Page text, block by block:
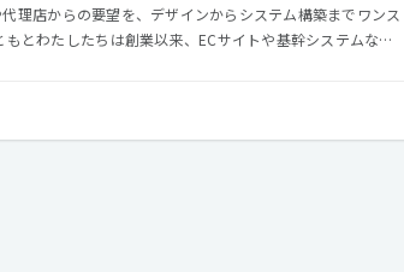
理店からの要望を、デザインからシステム構築までワンス
とで、より柔軟な、そして他社にはない厚みのある提案や